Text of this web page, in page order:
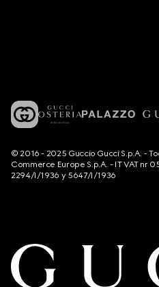
© 2016 - 2025 Guccio Gucci S.p.A. -
Commerce Europe S.p.A. - IT VAT nr
2294/I/1936 y 5647/I/1936